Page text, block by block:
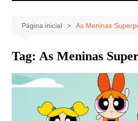
Página inicial As Meninas
Tag: As Meninas